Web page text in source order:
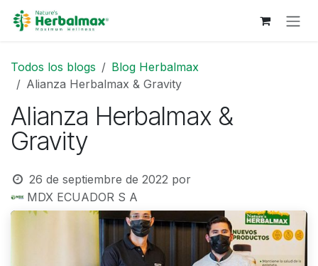
Ir al contenido
Todos los blogs
Blog Herbalmax
Alianza Herbalmax & Gravity
Alianza Herbalmax &
Gravity
26 de septiembre de 2022 por
MDX ECUADOR S A